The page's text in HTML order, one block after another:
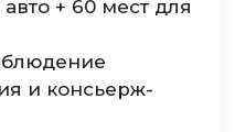
+ 60 мест для
и консьерж-